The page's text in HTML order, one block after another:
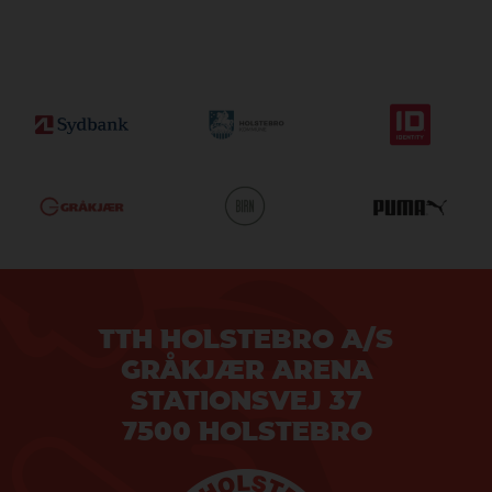
TTH HOLSTEBRO A/S
GRÅKJÆR ARENA
STATIONSVEJ 37
7500 HOLSTEBRO